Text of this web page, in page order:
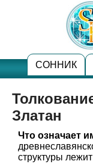
СОННИК
Златан
Что означает
структуры